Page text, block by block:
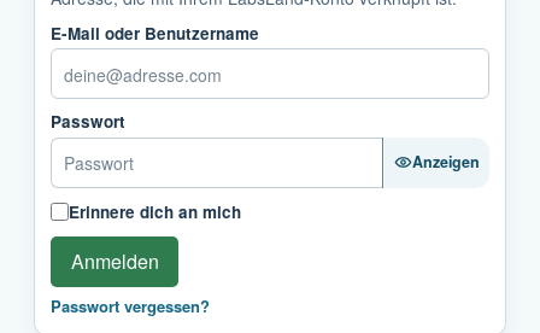
E-Mail oder Benutzername
Passwort
Anzeigen
Erinnere dich an mich
Anmelden
Passwort vergessen?